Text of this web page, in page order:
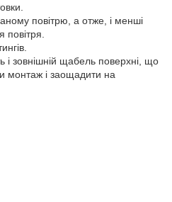
повітрю, а отже, і менші
повітря.
і зовнішній щабель поверхні, що
монтаж і заощадити на